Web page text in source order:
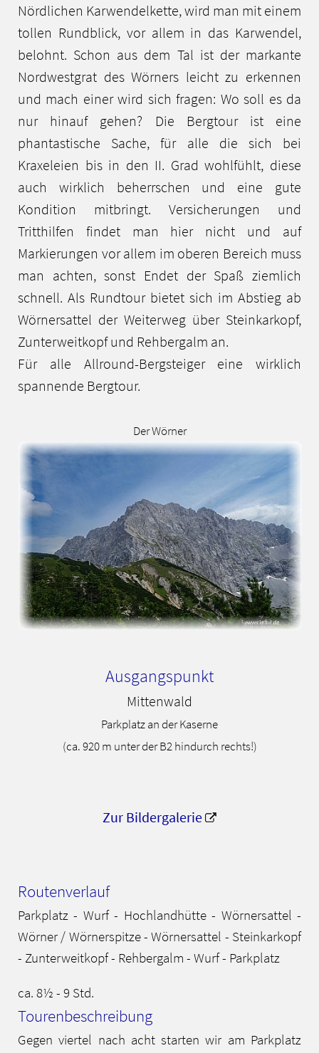
Nördlichen Karwendelkette, wird man mit einem
tollen Rundblick, vor allem in das Karwendel,
belohnt. Schon aus dem Tal ist der markante
Nordwestgrat des Wörners leicht zu erkennen
und mach einer wird sich fragen: Wo soll es da
nur hinauf gehen? Die Bergtour ist eine
phantastische Sache, für alle die sich bei
Kraxeleien bis in den II. Grad wohlfühlt, diese
auch wirklich beherrschen und eine gute
Kondition mitbringt. Versicherungen und
Tritthilfen findet man hier nicht und auf
Markierungen vor allem im oberen Bereich muss
man achten, sonst Endet der Spaß ziemlich
schnell. Als Rundtour bietet sich im Abstieg ab
Wörnersattel der Weiterweg über Steinkarkopf,
Zunterweitkopf und Rehbergalm an.
Für alle Allround-Bergsteiger eine wirklich
spannende Bergtour.
Der Wörner
Ausgangspunkt
Mittenwald
Parkplatz an der Kaserne
(ca. 920 m unter der B2 hindurch rechts!)
Zur Bildergalerie
Routenverlauf
Parkplatz - Wurf - Hochlandhütte - Wörnersattel -
Wörner / Wörnerspitze - Wörnersattel - Steinkarkopf
- Zunterweitkopf - Rehbergalm - Wurf - Parkplatz
ca. 8½ - 9 Std.
Tourenbeschreibung
Gegen viertel nach acht starten wir am Parkplatz